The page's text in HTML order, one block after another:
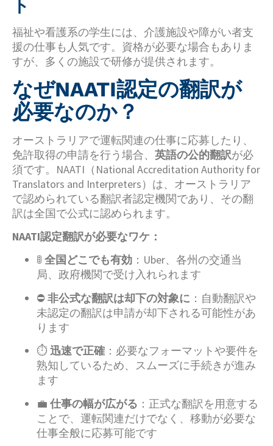
ト
福祉や看護系の学生には、介護施設や障がい者支
援の仕事も人気です。資格が必要な場合もありま
すが、多くの施設で研修が提供されます。
なぜNAATI認定の翻訳が
必要なのか？
オーストラリアで運転関連の仕事に応募したり、
免許取得の申請を行う場合、 英語の公的翻訳が必
須です。NAATI（National Accreditation Authority for
Translators and Interpreters）は、オーストラリア
で認められている翻訳者認定機関であり、その翻
訳は全国で公式に認められます。
NAATI認定翻訳が必要なワケ：
🚦 全国どこでも有効 ：Uber、各州の交通当
局、政府機関で受け入れられます
⛔ 非公式な翻訳は却下の対象に ：自動翻訳や
未認定の翻訳は申請が却下される可能性があ
ります
⏱️ 迅速で正確 ：必要なフォーマットや要件を
熟知しているため、スムーズに手続きが進み
ます
💼 仕事の幅が広がる ：正式な翻訳を用意する
ことで、運転関連だけでなく、移動が必要な
仕事全般に応募可能です